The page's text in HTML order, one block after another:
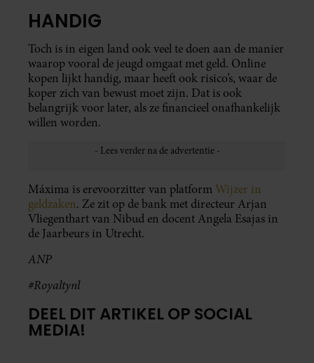
HANDIG
Toch is in eigen land ook veel te doen aan de manier
waarop vooral de jeugd omgaat met geld. Online
kopen lijkt handig, maar heeft ook risico’s, waar de
koper zich van bewust moet zijn. Dat is ook
belangrijk voor later, als ze financieel onafhankelijk
willen worden.
Máxima is erevoorzitter van platformWijzer in
geldzaken. Ze zit op de bank met directeur Arjan
Vliegenthart van Nibud en docent Angela Esajas in
de Jaarbeurs in Utrecht.
ANP
#Royaltynl
DEEL DIT ARTIKEL OP SOCIAL
MEDIA!